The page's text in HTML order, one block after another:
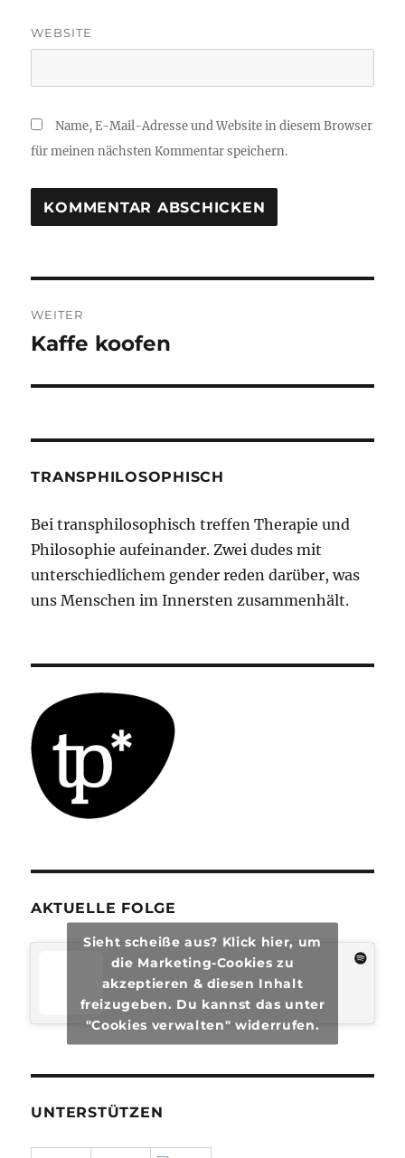
WEBSITE
Name, E-Mail-Adresse und Website in diesem Browser
für meinen nächsten Kommentar speichern.
WEITER
Nächster
Kaffe koofen
TRANSPHILOSOPHISCH
Bei transphilosophisch treffen Therapie und
Philosophie aufeinander. Zwei dudes mit
unterschiedlichem gender reden darüber, was
uns Menschen im Innersten zusammenhält.
AKTUELLE FOLGE
Sieht scheiße aus? Klick hier, um
die Marketing-Cookies zu
akzeptieren & diesen Inhalt
freizugeben. Du kannst das unter
"Cookies verwalten" widerrufen.
UNTERSTÜTZEN